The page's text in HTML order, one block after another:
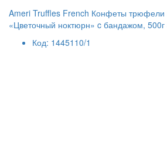
Ameri Truffles French Конфеты трюфели
«Цветочный ноктюрн» c бандажом, 500г
Код: 1445110/1